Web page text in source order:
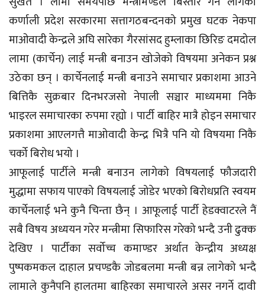
कर्णाली प्रदेश सरकारमा सत्तागठबन्दनको प्रमुख घटक नेकपा
माओवादी केन्द्रले अघि सारेका गैरसांसद हुम्लाका छिरिङ दमदोल
लामा (कार्चेन) लाई मन्त्री बनाउन खोजेको विषयमा अनेकन प्रश्न
उठेका छन् । कार्चेनलाई मन्त्री बनाउने समाचार प्रकाशमा आउने
बित्तिकै सुक्रबार दिनभरजसो नेपाली सञ्चार माध्यममा निकै
भाइरल समाचारका रुपमा रह्यो । पार्टी बाहिर मात्रै होइन समाचार
प्रकाशमा आएलगत्तै माअ‍ोवादी केन्द्र भित्रै पनि यो विषयमा निकै
चर्को बिरोध भयो ।
आफूलाई पार्टीले मन्त्री बनाउन लागेको विषयलाई फौजदारी
मुद्धामा सफाय पाएको विषयलाई जोडेर भएको बिरोधप्रति स्वयम
कार्चेनलाई भने कुनै चिन्ता छैन् । आफूलाई पार्टी हेडक्वाटरले नैं
सबै विषय अध्ययन गरेर मन्त्रीमा सिफारिस गरेको भन्दै उनी ढुक्क
देखिए । पार्टीका सर्वोच्च कमाण्डर अर्थात केन्द्रीय अध्यक्ष
पुष्पकमकल दाहाल प्रचण्डकै जोडबलमा मन्त्री बन्न लागेको भन्दै
लामाले कुनैपनि हालतमा बाहिरका समाचारले असर नगर्ने दावी